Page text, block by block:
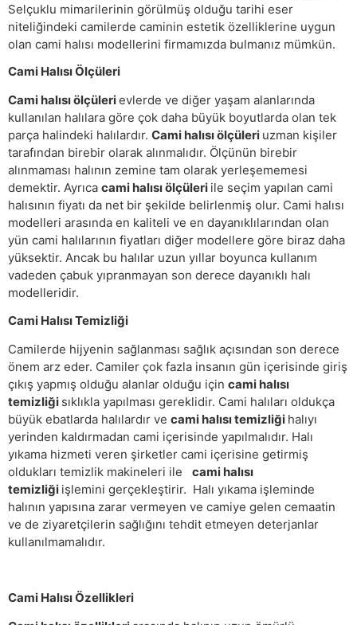
Selçuklu mimarilerinin görülmüş olduğu tarihi eser
niteliğindeki camilerde caminin estetik özelliklerine uygun
olan cami halısı modellerini firmamızda bulmanız mümkün.
Cami Halısı Ölçüleri
Cami halısı ölçülerievlerde ve diğer yaşam alanlarında
kullanılan halılara göre çok daha büyük boyutlarda olan tek
parça halindeki halılardır. Cami halısı ölçüleri uzman kişiler
tarafından birebir olarak alınmalıdır. Ölçünün birebir
alınmaması halının zemine tam olarak yerleşememesi
demektir. Ayrıca cami halısı ölçüleri ile seçim yapılan cami
halısının fiyatı da net bir şekilde belirlenmiş olur. Cami halısı
modelleri arasında en kaliteli ve en dayanıklılarından olan
yün cami halılarının fiyatları diğer modellere göre biraz daha
yüksektir. Ancak bu halılar uzun yıllar boyunca kullanım
vadeden çabuk yıpranmayan son derece dayanıklı halı
modelleridir.
Cami Halısı Temizliği
Camilerde hijyenin sağlanması sağlık açısından son derece
önem arz eder. Camiler çok fazla insanın gün içerisinde giriş
çıkış yapmış olduğu alanlar olduğu için cami halısı
temizliği sıklıkla yapılması gereklidir. Cami halıları oldukça
büyük ebatlarda halılardır ve cami halısı temizliği halıyı
yerinden kaldırmadan cami içerisinde yapılmalıdır. Halı
yıkama hizmeti veren şirketler cami içerisine getirmiş
oldukları temizlik makineleri ile cami halısı
temizliği işlemini gerçekleştirir. Halı yıkama işleminde
halının yapısına zarar vermeyen ve camiye gelen cemaatin
ve de ziyaretçilerin sağlığını tehdit etmeyen deterjanlar
kullanılmamalıdır.
Cami Halısı Özellikleri